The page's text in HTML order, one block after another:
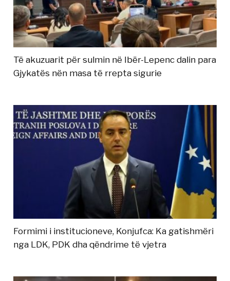
Të akuzuarit për sulmin në Ibër-Lepenc dalin para
Gjykatës nën masa të rrepta sigurie
Formimi i institucioneve, Konjufca: Ka gatishmëri
nga LDK, PDK dha qëndrime të vjetra